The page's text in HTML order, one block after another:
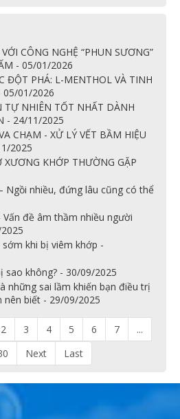
CÔNG NGHỆ “PHUN SƯƠNG”
- 05/01/2026
ĐỘT PHÁ: L-MENTHOL VÀ TINH
05/01/2026
TỰ NHIÊN TỐT NHẤT DÀNH
- 24/11/2025
CHẠM - XỬ LÝ VẾT BẦM HIỆU
2025
KHỚP THƯỜNG GẶP
Ngồi nhiều, đứng lâu cũng có thể
đề âm thầm nhiều người
khi bị viêm khớp -
sao không? - 30/09/2025
những sai lầm khiến bạn điều trị
nên biết - 29/09/2025
2 3 4 5 6 7
...
Next Last